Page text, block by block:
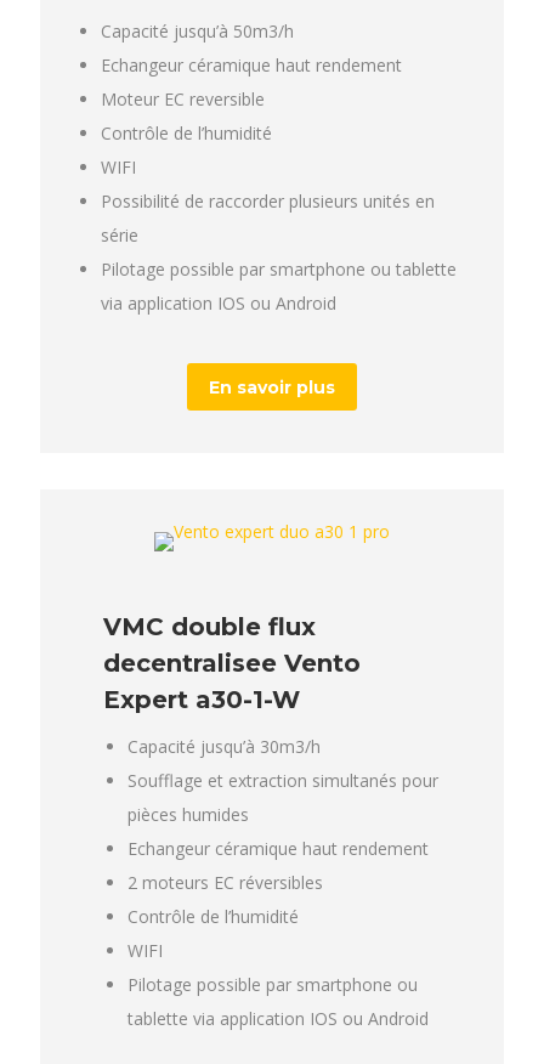
Capacité jusqu’à 50m3/h
Echangeur céramique haut rendement
Moteur EC reversible
Contrôle de l’humidité
WIFI
Possibilité de raccorder plusieurs unités en
série
Pilotage possible par smartphone ou tablette
via application IOS ou Android
En savoir plus
VMC double flux
decentralisee Vento
Expert a30-1-W
Capacité jusqu’à 30m3/h
Soufflage et extraction simultanés pour
pièces humides
Echangeur céramique haut rendement
2 moteurs EC réversibles
Contrôle de l’humidité
WIFI
Pilotage possible par smartphone ou
tablette via application IOS ou Android